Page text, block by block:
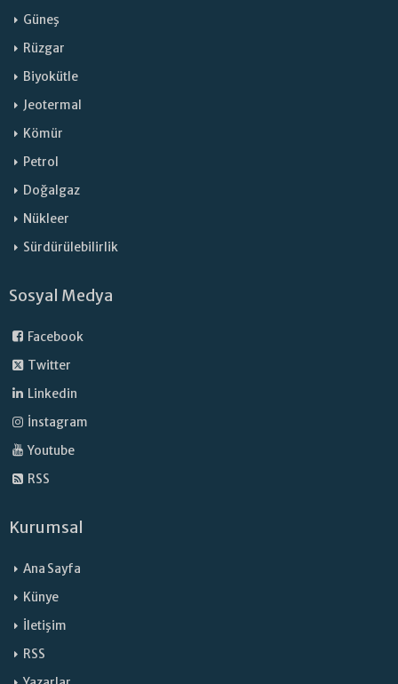
Güneş
Rüzgar
Biyokütle
Jeotermal
Kömür
Petrol
Doğalgaz
Nükleer
Sürdürülebilirlik
Sosyal Medya
Facebook
Twitter
Linkedin
İnstagram
Youtube
RSS
Kurumsal
Ana Sayfa
Künye
İletişim
RSS